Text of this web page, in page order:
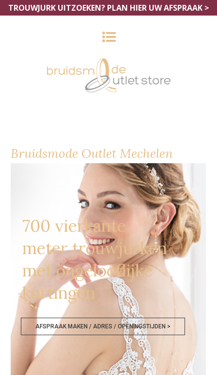
TROUWJURK UITZOEKEN? PLAN HIER UW AFSPRAAK >
Bruidsmode Outlet Mechelen
700 vierkante
meter trouwjurken
met ongelooflijke
kortingen
AFSPRAAK MAKEN / ADRES / OPENINGSTIJDEN >